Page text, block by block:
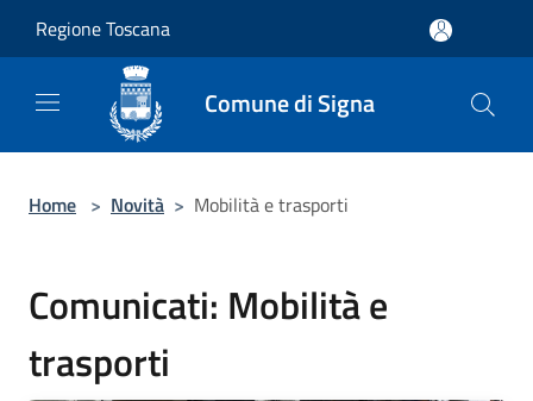
Regione Toscana
Comune di Signa
Home > Novità > Mobilità e trasporti
Comunicati: Mobilità e
trasporti